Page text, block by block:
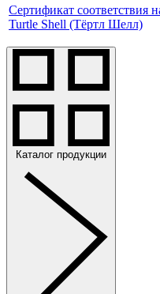
Сертификат соответствия
Turtle Shell (Тёртл Шелл)
Каталог продукции